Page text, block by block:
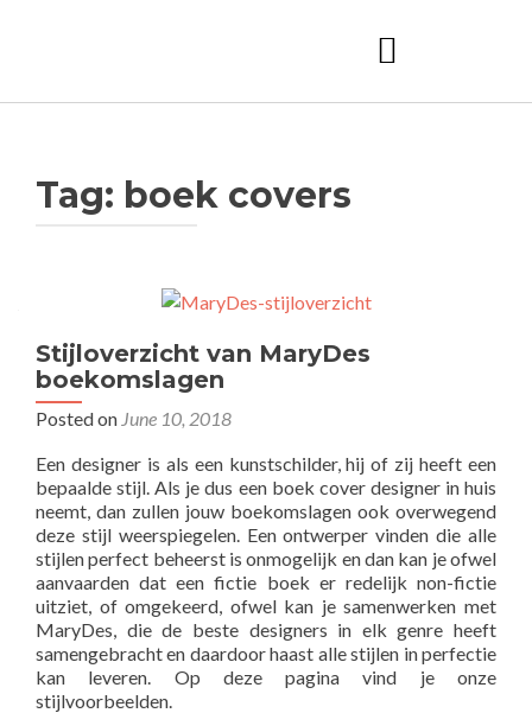
Tag: boek covers
Stijloverzicht van MaryDes
boekomslagen
Posted on June 10, 2018
Een designer is als een kunstschilder, hij of zij heeft een
bepaalde stijl. Als je dus een boek cover designer in huis
neemt, dan zullen jouw boekomslagen ook overwegend
deze stijl weerspiegelen. Een ontwerper vinden die alle
stijlen perfect beheerst is onmogelijk en dan kan je ofwel
aanvaarden dat een fictie boek er redelijk non-fictie
uitziet, of omgekeerd, ofwel kan je samenwerken met
MaryDes, die de beste designers in elk genre heeft
samengebracht en daardoor haast alle stijlen in perfectie
kan leveren. Op deze pagina vind je onze
stijlvoorbeelden.